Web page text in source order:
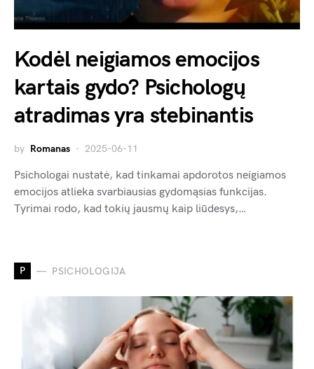
Kodėl neigiamos emocijos
kartais gydo? Psichologų
atradimas yra stebinantis
by Romanas 2025-06-11
Psichologai nustatė, kad tinkamai apdorotos neigiamos
emocijos atlieka svarbiausias gydomąsias funkcijas.
Tyrimai rodo, kad tokių jausmų kaip liūdesys,…
P PSICHOLOGIJA